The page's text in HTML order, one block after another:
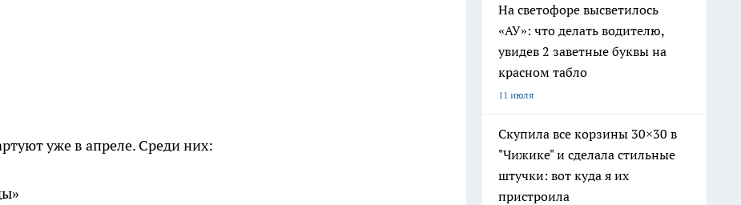
уже в апреле. Среди них:
На светофоре высветилось
«АУ»: что делать водителю,
увидев 2 заветные буквы на
красном табло
11 июля
Скупила все корзины 30×30 в
"Чижике" и сделала стильные
штучки: вот куда я их
пристроила